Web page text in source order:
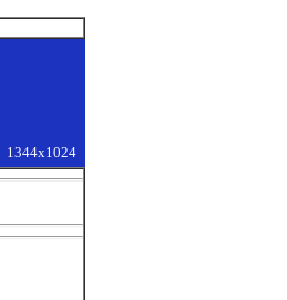
1344x1024